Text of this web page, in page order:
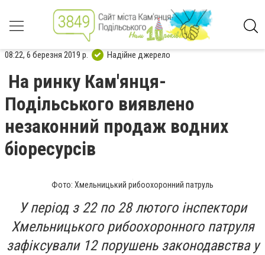
08:22, 6 березня 2019 р. Надійне джерело
На ринку Кам'янця-
Подільського виявлено
незаконний продаж водних
біоресурсів
Фото: Хмельницький рибоохоронний патруль
У період з 22 по 28 лютого інспектори
Хмельницького рибоохоронного патруля
зафіксували 12 порушень законодавства у